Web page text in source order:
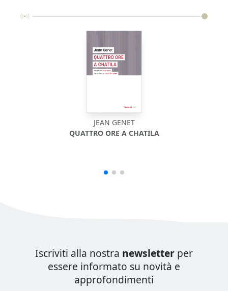
JEAN GENET
QUATTRO ORE A CHATILA
Iscriviti alla nostra newsletter per
essere informato su novità e
approfondimenti